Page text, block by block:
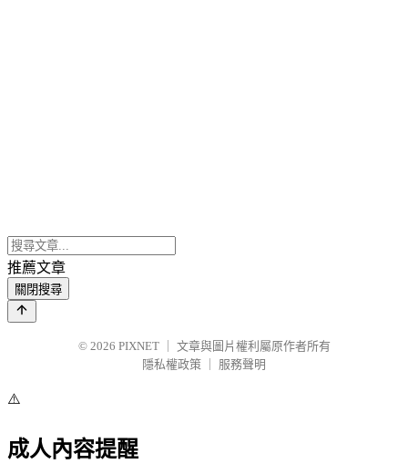
推薦文章
關閉搜尋
© 2026 PIXNET
文章與圖片權利屬原作者所有
隱私權政策
服務聲明
⚠️
成人內容提醒